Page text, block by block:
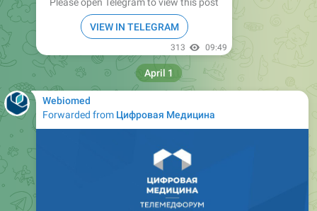
VIEW IN TELEGRAM
313 09:49
Webiomed
Forwarded from Цифровая Медицина
April 1